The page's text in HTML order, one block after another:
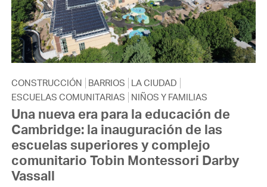
CONSTRUCCIÓN BARRIOS
LA CIUDAD
ESCUELAS COMUNITARIAS
NIÑOS Y FAMILIAS
Una nueva era para la educación de
Cambridge: la inauguración de las
escuelas superiores y complejo
comunitario Tobin Montessori Darby
Vassall